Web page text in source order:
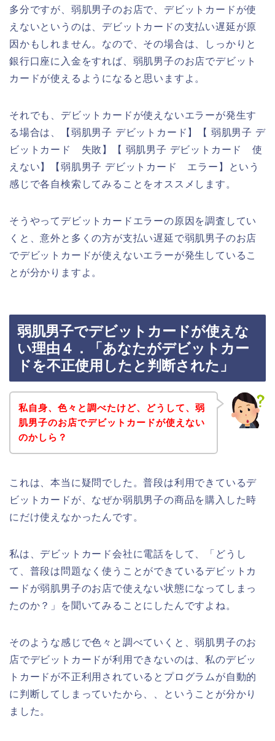
多分ですが、弱肌男子のお店で、デビットカードが使
えないというのは、デビットカードの支払い遅延が原
因かもしれません。なので、その場合は、しっかりと
銀行口座に入金をすれば、弱肌男子のお店でデビット
カードが使えるようになると思いますよ。
それでも、デビットカードが使えないエラーが発生す
る場合は、【弱肌男子 デビットカード】【 弱肌男子 デ
ビットカード 失敗】【 弱肌男子 デビットカード 使
えない】【弱肌男子 デビットカード エラー】という
感じで各自検索してみることをオススメします。
そうやってデビットカードエラーの原因を調査してい
くと、意外と多くの方が支払い遅延で弱肌男子のお店
でデビットカードが使えないエラーが発生しているこ
とが分かりますよ。
弱肌男子でデビットカードが使えな
い理由４．「あなたがデビットカー
ドを不正使用したと判断された」
私自身、色々と調べたけど、どうして、弱
肌男子のお店でデビットカードが使えない
のかしら？
これは、本当に疑問でした。普段は利用できているデ
ビットカードが、なぜか弱肌男子の商品を購入した時
にだけ使えなかったんです。
私は、デビットカード会社に電話をして、「どうし
て、普段は問題なく使うことができているデビットカ
ードが弱肌男子のお店で使えない状態になってしまっ
たのか？」を聞いてみることにしたんですよね。
そのような感じで色々と調べていくと、弱肌男子のお
店でデビットカードが利用できないのは、私のデビッ
トカードが不正利用されているとプログラムが自動的
に判断してしまっていたから、、ということが分かり
ました。